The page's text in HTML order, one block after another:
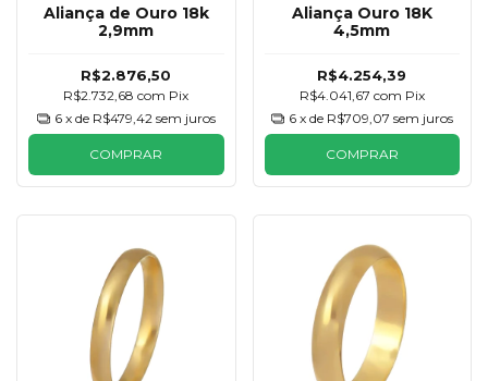
Aliança de Ouro 18k
2,9mm
R$2.876,50
R$2.732,68com Pix
6 x de R$479,42 sem juros
COMPRAR
Aliança Ouro 18K
4,5mm
R$4.254,39
R$4.041,67 com Pix
6 x de R$709,07 sem juros
COMPRAR